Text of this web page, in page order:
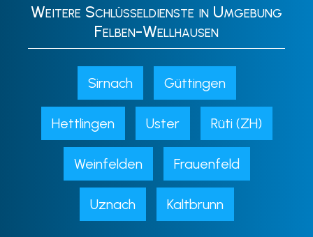
Weitere Schlüsseldienste in Umgebung
Felben-Wellhausen
Sirnach Güttingen
Hettlingen Uster Rüti (ZH)
Weinfelden Frauenfeld
Uznach Kaltbrunn